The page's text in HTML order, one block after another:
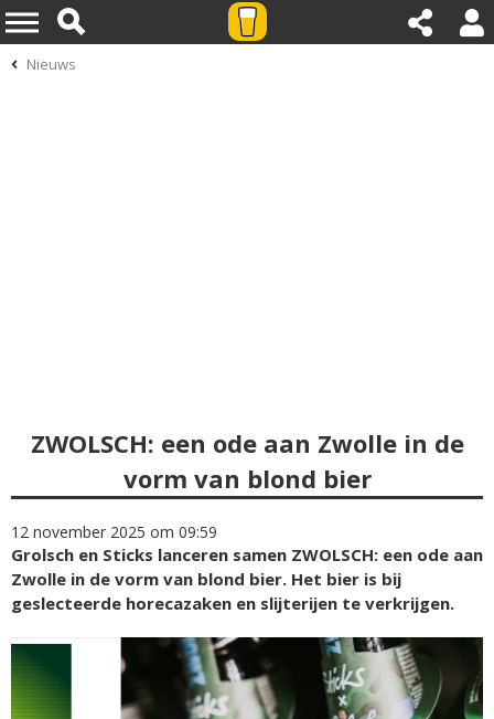
Nieuws
ZWOLSCH: een ode aan Zwolle in de
vorm van blond bier
12 november 2025 om 09:59
Grolsch en Sticks lanceren samen ZWOLSCH: een ode aan
Zwolle in de vorm van blond bier. Het bier is bij
geslecteerde horecazaken en slijterijen te verkrijgen.